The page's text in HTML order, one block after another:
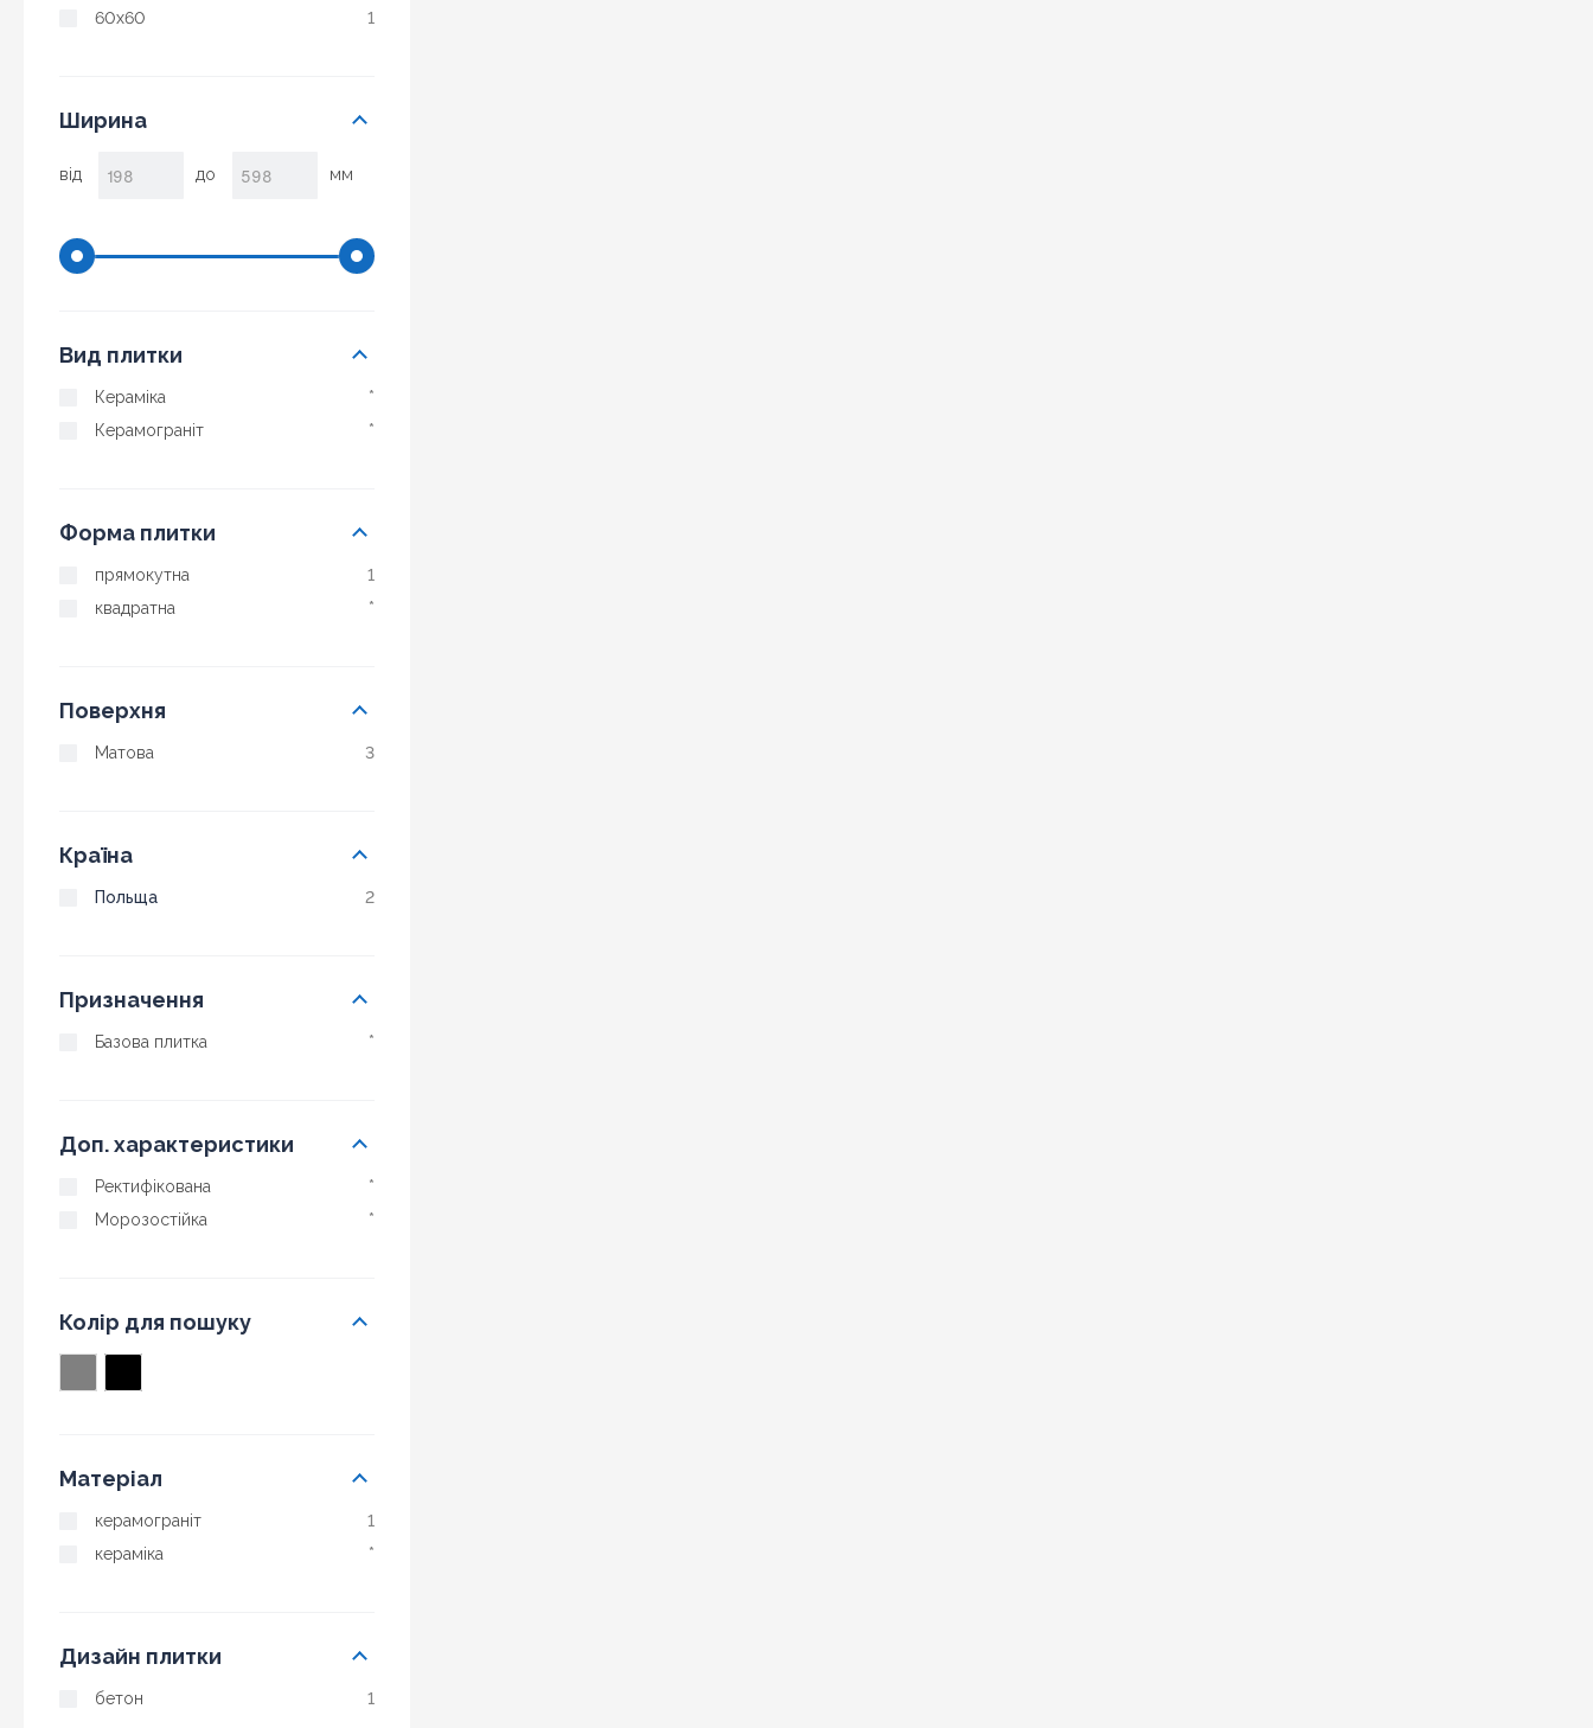
60x60 1
Ширина
від до мм
Вид плитки
Кераміка
*
Керамограніт
*
Форма плитки
прямокутна
1
квадратна
*
Поверхня
Матова 3
Країна
Польща 2
Призначення
Базова плитка *
Доп. характеристики
Ректифікована
*
Морозостійка
*
Колір для пошуку
Матеріал
керамограніт
1
кераміка
*
Дизайн плитки
бетон 1